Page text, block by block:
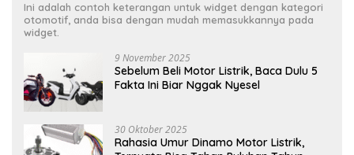
Ini adalah contoh keterangan untuk widget dengan kategori
otomotif, anda bisa dengan mudah memasukkannya pada
widget.
9 November 2025
Sebelum Beli Motor Listrik, Baca Dulu 5
Fakta Ini Biar Nggak Nyesel
30 Oktober 2025
Rahasia Umur Dinamo Motor Listrik,